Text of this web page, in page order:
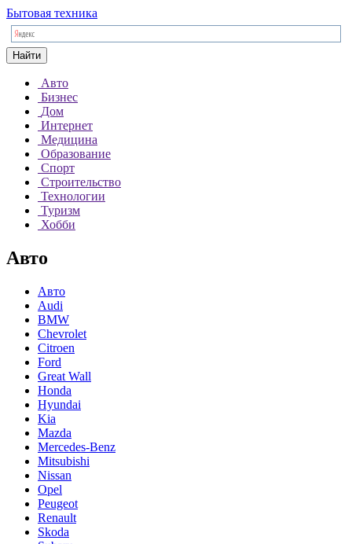
Бытовая техника
Найти
Авто
Бизнес
Дом
Интернет
Медицина
Образование
Спорт
Строительство
Технологии
Туризм
Хобби
Авто
Авто
Audi
BMW
Chevrolet
Citroen
Ford
Great Wall
Honda
Hyundai
Kia
Mazda
Mercedes-Benz
Mitsubishi
Nissan
Opel
Peugeot
Renault
Skoda